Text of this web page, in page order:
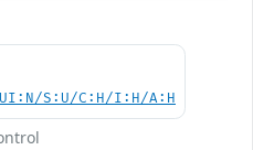
UI:N/S:U/C:H/I:H/A:H